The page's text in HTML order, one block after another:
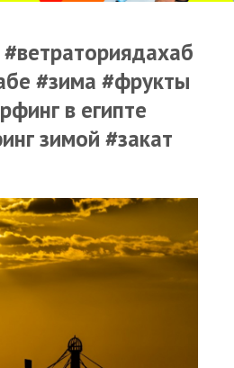
тур Ганет Синай
тур Свисс Инн
Дахаб
Новости
Медиа
архив
#зима #фрукты
в египте
зимой #закат